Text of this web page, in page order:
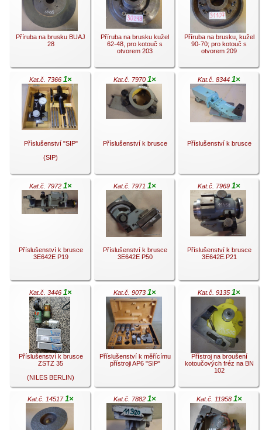
Příruba na brusku BUAJ
28
.
Příruba na brusku kužel
62-48, pro kotouč s
otvorem 203
.
Příruba na brusku, kužel
90-70; pro kotouč s
otvorem 209
.
Kat.č. 7366 1×
Příslušenství "SIP"
(SIP)
.
Kat.č. 7970 1×
Příslušenství k brusce
.
Kat.č. 8344 1×
Příslušenství k brusce
.
Kat.č. 7972 1×
Příslušenství k brusce
3E642E P19
.
Kat.č. 7971 1×
Příslušenství k brusce
3E642E P50
.
Kat.č. 7969 1×
Příslušenství k brusce
3E642E.P21
Kat.č. 3446 1×
Příslušenství k brusce
ZSTZ 35
(NILES BERLIN)
.
Kat.č. 9073 1×
Příslušenství k měřícímu
přístroji AP6 "SIP"
Kat.č. 9135 1×
Přístroj na broušení
kotoučových fréz na BN
102
Kat.č. 145171× Kat.č. 7882 1× Kat.č. 11958 1×